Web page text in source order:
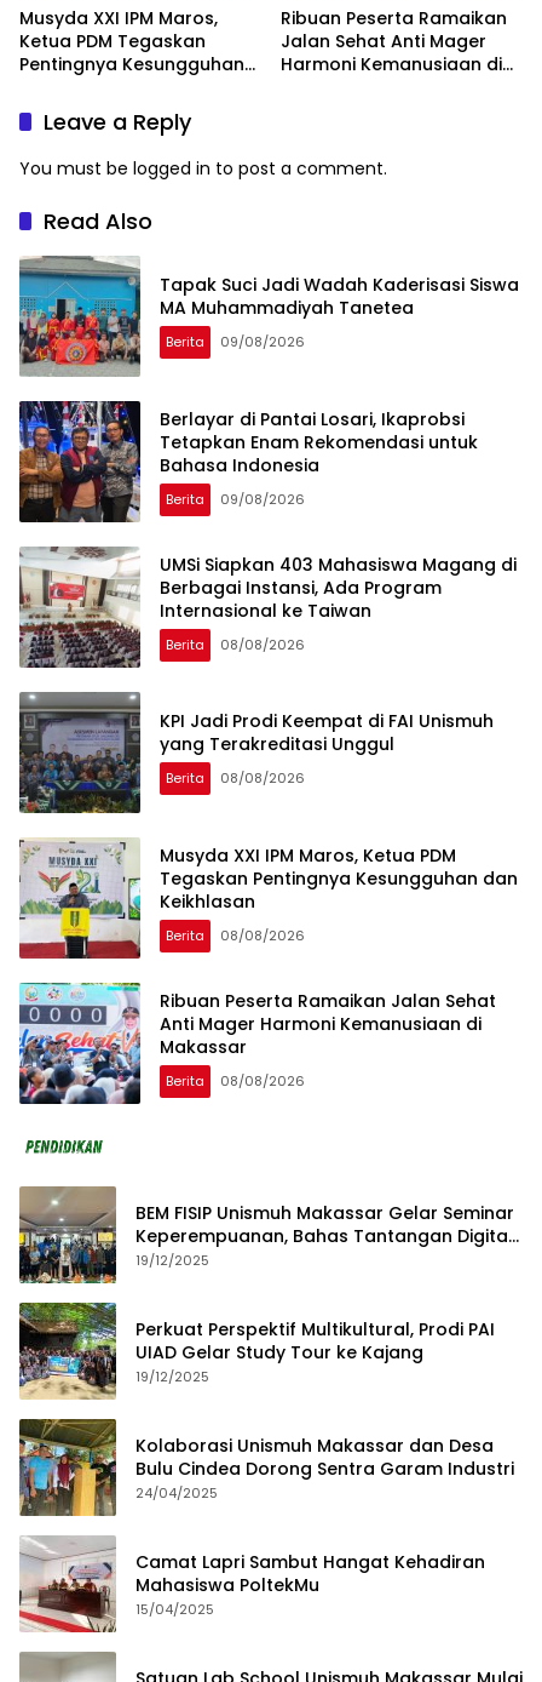
Musyda XXI IPM Maros,
Ketua PDM Tegaskan
Pentingnya Kesungguhan
Ribuan Peserta Ramaikan
Jalan Sehat Anti Mager
Harmoni Kemanusiaan di
Leave a Reply
You must be logged in to post a comment.
Read Also
Tapak Suci Jadi Wadah Kaderisasi Siswa
MA Muhammadiyah Tanetea
Berita 09/08/2026
Berlayar di Pantai Losari, Ikaprobsi
Tetapkan Enam Rekomendasi untuk
Bahasa Indonesia
Berita 09/08/2026
UMSi Siapkan 403 Mahasiswa Magang di
Berbagai Instansi, Ada Program
Internasional ke Taiwan
Berita 08/08/2026
KPI Jadi Prodi Keempat di FAI Unismuh
yang Terakreditasi Unggul
Berita 08/08/2026
Musyda XXI IPM Maros, Ketua PDM
Tegaskan Pentingnya Kesungguhan dan
Keikhlasan
Berita 08/08/2026
Ribuan Peserta Ramaikan Jalan Sehat
Anti Mager Harmoni Kemanusiaan di
Makassar
Berita 08/08/2026
BEM FISIP Unismuh Makassar Gelar Seminar
Keperempuanan, Bahas Tantangan Digital
dan Budaya Lokal
19/12/2025
Perkuat Perspektif Multikultural, Prodi PAI
UIAD Gelar Study Tour ke Kajang
19/12/2025
Kolaborasi Unismuh Makassar dan Desa
Bulu Cindea Dorong Sentra Garam Industri
24/04/2025
Camat Lapri Sambut Hangat Kehadiran
Mahasiswa PoltekMu
15/04/2025